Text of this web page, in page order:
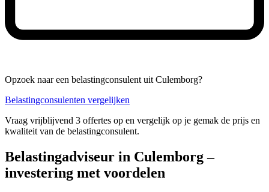
Opzoek naar een belastingconsulent uit Culemborg?
Belastingconsulenten vergelijken
Vraag vrijblijvend 3 offertes op en vergelijk op je gemak de prijs en
kwaliteit van de belastingconsulent.
Belastingadviseur in Culemborg –
investering met voordelen